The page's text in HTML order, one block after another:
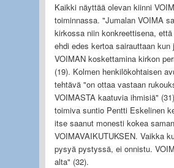
Kaikki näyttää olevan kiinni
toiminnassa. "Jumalan VOIMA
kirkossa niin konkreettisena,
ehdi edes kertoa sairauttaan kun
VOIMAN koskettamina kirkon
(19). Kolmen henkilökohtaisen
tehtävä "on ottaa vastaan
VOIMASTA kaatuvia ihmisiä"
toimiva suntio Pentti Eskelinen
itse saanut monesti kokea saman
VOIMAVAIKUTUKSEN. Vaikka
pysyä pystyssä, ei onnistu.
alta" (32).